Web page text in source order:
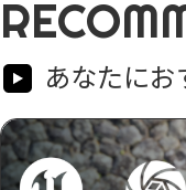
あなたに